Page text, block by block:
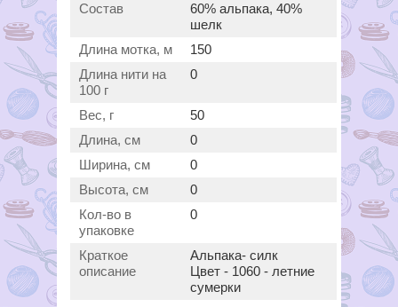
Состав
60% альпака, 40%
шелк
Длина мотка, м
150
Длина нити на
100 г
0
Вес, г
50
Длина, см
0
Ширина, см
0
Высота, см
0
Кол-во в
упаковке
0
Краткое
описание
Альпака- силк
Цвет - 1060 - летние
сумерки